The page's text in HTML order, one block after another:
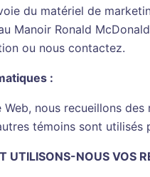
du matériel de
Manoir Ronald
ou nous contactez.
:
nous recueillons
témoins sont
UTILISONS-NOUS VOS